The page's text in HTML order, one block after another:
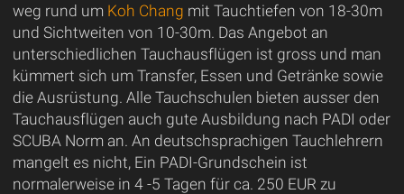
weg rund um Koh Chang mit Tauchtiefen von 18-30m
und Sichtweiten von 10-30m. Das Angebot an
unterschiedlichen Tauchausflügen ist gross und man
kümmert sich um Transfer, Essen und Getränke sowie
die Ausrüstung. Alle Tauchschulen bieten ausser den
Tauchausflügen auch gute Ausbildung nach PADI oder
SCUBA Norm an. An deutschsprachigen Tauchlehrern
mangelt es nicht, Ein PADI-Grundschein ist
normalerweise in 4 -5 Tagen für ca. 250 EUR zu